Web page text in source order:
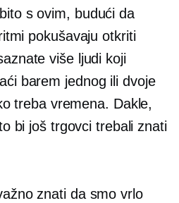
s ovim, budući da
pokušavaju otkriti
više ljudi koji
barem jednog ili dvoje
treba vremena. Dakle,
bi još trgovci trebali znati
znati da smo vrlo